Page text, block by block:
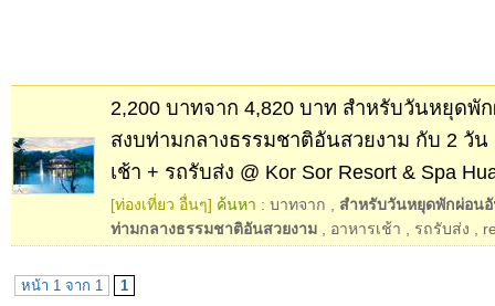
2,200 บาทจาก 4,820 บาท สำหรับวันหยุดพั
สงบท่ามกลางธรรมชาติอันสวยงาม กับ 2 วัน
เช้า + รถรับส่ง @ Kor Sor Resort & Spa
[ท่องเที่ยว อื่นๆ] ค้นหา : บาทจาก
สำหรับวันหยุดพักผ่อนอั
ท่ามกลางธรรมชาติอันสวยงาม
อาหารเช้า รถรับส่ง
หน้า 1 จาก 1 1